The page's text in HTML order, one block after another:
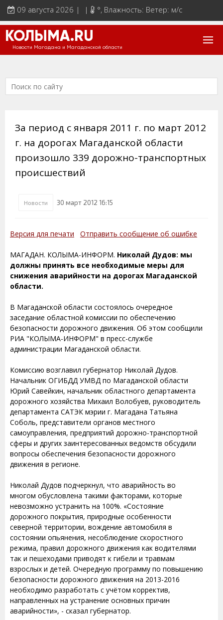
09 августа 2026 | | °, Влажность: Ветер: м/с
КОЛЫМА.RU
Новости Магадана и Магаданской области
За период с января 2011 г. по март 2012
г. на дорогах Магаданской области
произошло 339 дорожно-транспортных
происшествий
Новости 30 март 2012 16:15
Версия для печати Отправить сообщение об ошибке
МАГАДАН. КОЛЫМА-ИНФОРМ. Николай Дудов: мы
должны принять все необходимые меры для
снижения аварийности на дорогах Магаданской
области.
В Магаданской области состоялось очередное
заседание областной комиссии по обеспечению
безопасности дорожного движения. Об этом сообщили
РИА "КОЛЫМА-ИНФОРМ" в пресс-службе
администрации Магаданской области.
Комиссию возглавил губернатор Николай Дудов.
Начальник ОГИБДД УМВД по Магаданской области
Юрий Савейкин, начальник областного департамента
дорожного хозяйства Михаил Волобуев, руководитель
департамента САТЭК мэрии г. Магадана Татьяна
Соболь, представители органов местного
самоуправления, предприятий дорожно-транспортной
сферы и других заинтересованных ведомств обсудили
вопросы обеспечения безопасности дорожного
движения в регионе.
Николай Дудов подчеркнул, что аварийность во
многом обусловлена такими факторами, которые
невозможно устранить на 100%. «Состояние
дорожного покрытия, природные особенности
северной территории, вождение автомобиля в
состоянии опьянения, несоблюдение скоростного
режима, правил дорожного движения как водителями
так и пешеходами приводят к гибели и травмам
взрослых и детей. Очередную программу по повышению
безопасности дорожного движения на 2013-2016
необходимо разработать с учётом корректив,
направленных на устранение основных причин
аварийности», - сказал губернатор.